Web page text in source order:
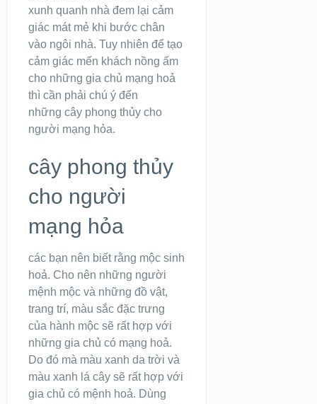
xunh quanh nhà đem lại cảm
giác mát mẻ khi bước chân
vào ngôi nhà. Tuy nhiên để tạo
cảm giác mến khách nồng ấm
cho những gia chủ mạng hoả
thì cần phải chú ý đến
những cây phong thủy cho
người mạng hỏa.
cây phong thủy
cho người
mạng hỏa
các bạn nên biết rằng mộc sinh
hoả. Cho nên những người
mệnh mộc và những đồ vật,
trang trí, màu sắc đặc trưng
của hành mộc sẽ rất hợp với
những gia chủ có mạng hoả.
Do đó mà màu xanh da trời và
màu xanh lá cây sẽ rất hợp với
gia chủ có mệnh hoả. Dùng